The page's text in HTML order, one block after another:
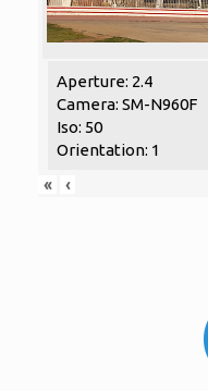
Aperture: 2.4
Camera: SM-N960F
Iso: 50
Orientation: 1
«
‹